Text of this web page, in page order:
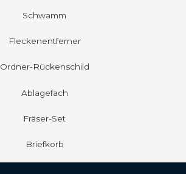
Schwamm
Fleckenentferner
Ordner-Rückenschild
Ablagefach
Fräser-Set
Briefkorb